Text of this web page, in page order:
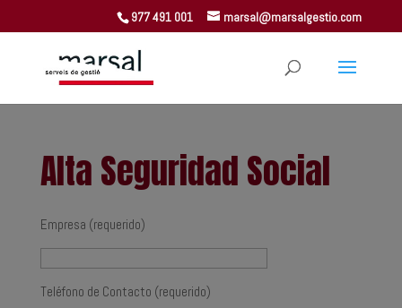
977 491 001 marsal@marsalgestio.com
Alta Seguridad Social
Empresa (requerido)
Teléfono de Contacto (requerido)